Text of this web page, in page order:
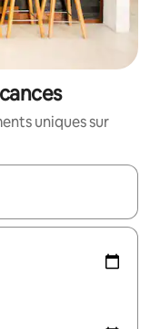
uniques sur
les flèches vers le